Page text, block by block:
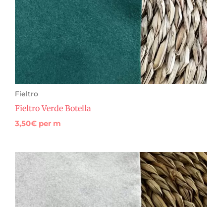
Fieltro
Fieltro Verde Botella
3,50€ per m